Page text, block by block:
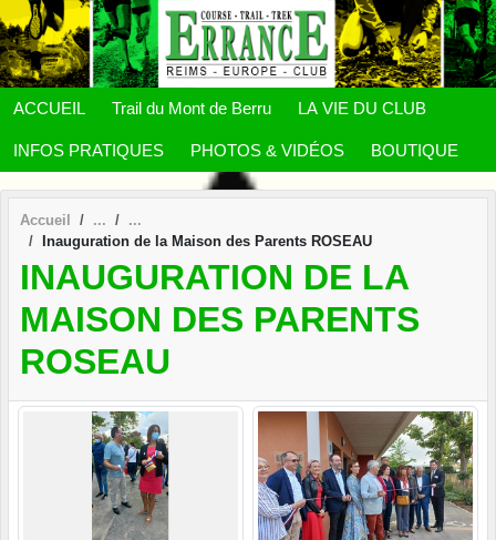
ACCUEIL Trail du Mont de Berru LA VIE DU CLUB
INFOS PRATIQUES PHOTOS & VIDÉOS BOUTIQUE
Accueil
Inauguration de la Maison des Parents ROSEAU
INAUGURATION DE LA
MAISON DES PARENTS
ROSEAU
Panneau de gestion des cookies